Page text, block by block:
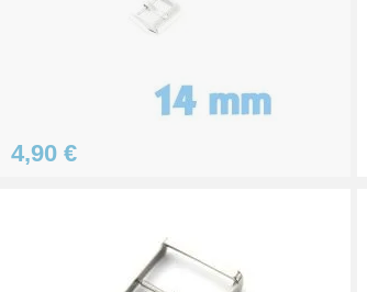
4,90 €